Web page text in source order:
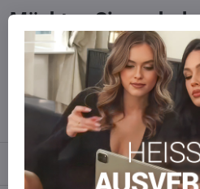
Möchten Sie mehr
Zögern Sie nicht, uns zu
info​​@everlady​​.eu